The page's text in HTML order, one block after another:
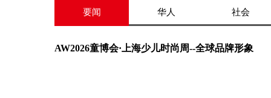
要闻 华人 社会
AW2026童博会·上海少儿时尚周--全球品牌形象